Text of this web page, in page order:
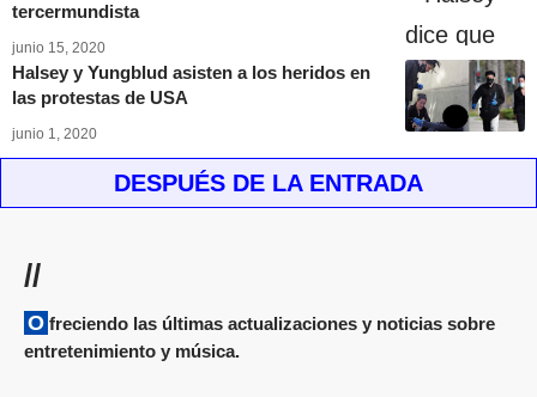
tercermundista
junio 15, 2020
Halsey y Yungblud asisten a los heridos en
las protestas de USA
junio 1, 2020
DESPUÉS DE LA ENTRADA
//
Ofreciendo las últimas actualizaciones y noticias sobre
entretenimiento y música.